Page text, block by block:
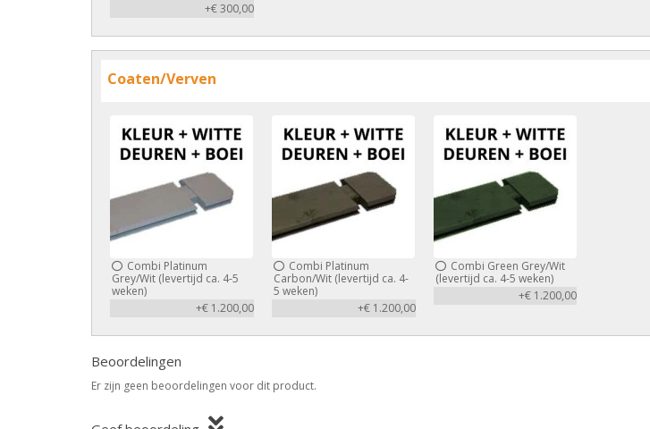
+€ 300,00
Coaten/Verven
Combi Platinum
Grey/Wit (levertijd ca. 4-5
weken)
+€ 1.200,00
Combi Platinum
Carbon/Wit (levertijd ca. 4-
5 weken)
+€ 1.200,00
Combi Green Grey/Wit
(levertijd ca. 4-5 weken)
+€ 1.200,00
Beoordelingen
Er zijn geen beoordelingen voor dit product.